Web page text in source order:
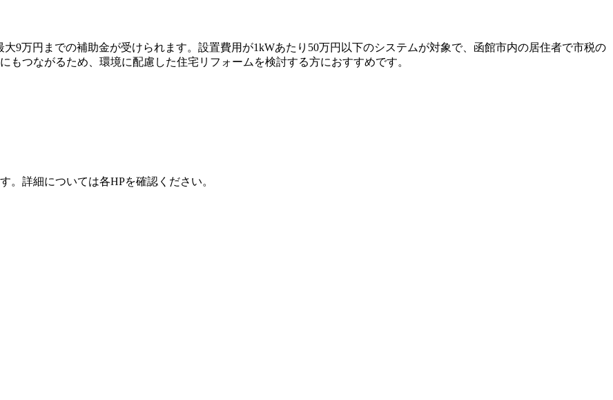
9万円までの補助金が受けられます。設置費用が1kWあたり50万円以下のシステムが対象で、函館市内の居住者で市税の
つながるため、環境に配慮した住宅リフォームを検討する方におすすめです。
詳細については各HPを確認ください。